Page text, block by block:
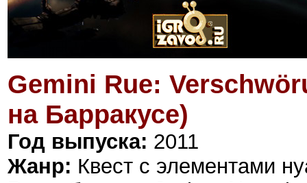
Gemini Rue:
на Барракусе)
Год выпуска: 2011
Жанр: Квест с элементами